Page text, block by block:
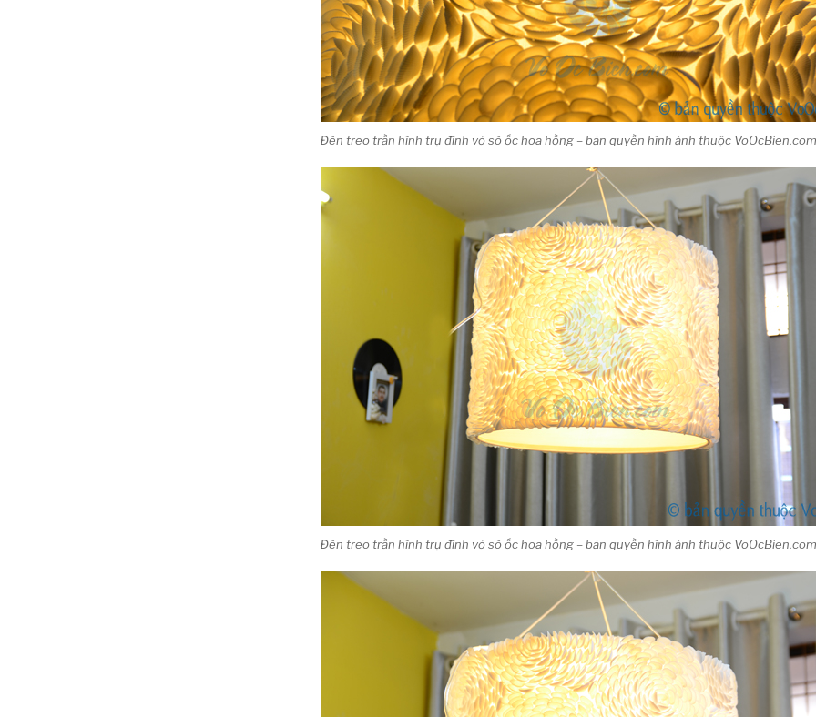
Đèn treo trần hình trụ đính vỏ sò ốc hoa hồng – bản quyền hình ảnh thuộc VoOcBien.com
Đèn treo trần hình trụ đính vỏ sò ốc hoa hồng – bản quyền hình ảnh thuộc VoOcBien.com